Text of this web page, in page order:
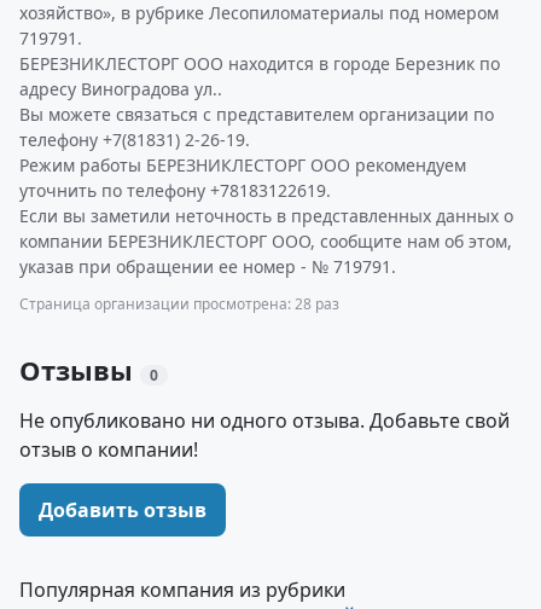
хозяйство», в рубрике Лесопиломатериалы под номером
719791.
БЕРЕЗНИКЛЕСТОРГ ООО находится в городе Березник по
адресу Виноградова ул..
Вы можете связаться с представителем организации по
телефону +7(81831) 2-26-19.
Режим работы БЕРЕЗНИКЛЕСТОРГ ООО рекомендуем
уточнить по телефону +78183122619.
Если вы заметили неточность в представленных данных о
компании БЕРЕЗНИКЛЕСТОРГ ООО, сообщите нам об этом,
указав при обращении ее номер - № 719791.
Страница организации просмотрена: 28 раз
Отзывы 0
Не опубликовано ни одного отзыва. Добавьте свой
отзыв о компании!
Добавить отзыв
Популярная компания из рубрики